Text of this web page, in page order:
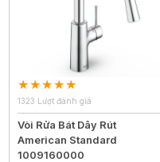
1323 Lượt đánh giá
Vòi Rửa Bát Dây Rút
American Standard
1009160000